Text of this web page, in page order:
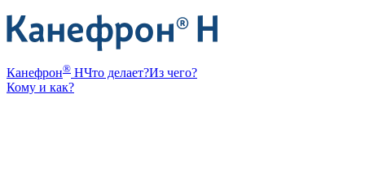
Канефрон® НЧто делает?Из чего?
Кому и как?